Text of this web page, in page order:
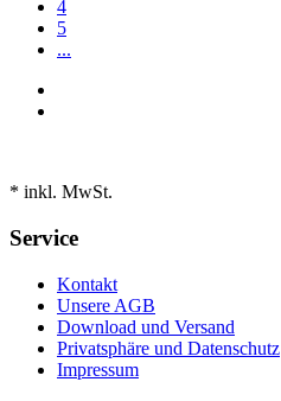
4
5
...
* inkl. MwSt.
Service
Kontakt
Unsere AGB
Download und Versand
Privatsphäre und Datenschutz
Impressum